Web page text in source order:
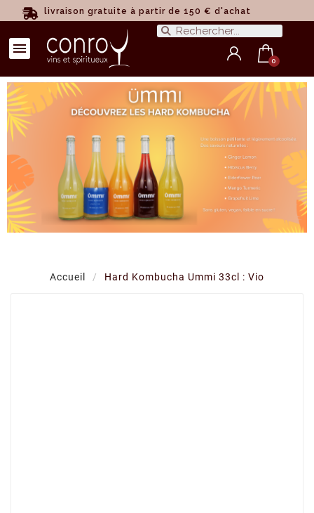
livraison gratuite à partir de 150 € d'achat
Accueil Hard Kombucha Ummi 33cl : Vio